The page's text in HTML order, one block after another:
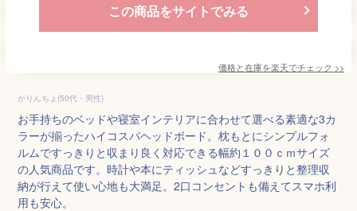
この商品をサイトでみる
価格と在庫を楽天でチェック >>
かりんちょ(50代・男性)
お手持ちのベッドや寝室インテリアに合わせて選べる素適な3カ
ラーが揃ったハイコスパヘッドボード。枕もとにシンプルフォ
ルムですっきりと収まり良く対応できる幅約１００ｃｍサイズ
の人気商品です。時計や本にティッシュなどすっきりと整理収
納が行えて使い心地も大満足。2口コンセントも備えてスマホ利
用も安心。